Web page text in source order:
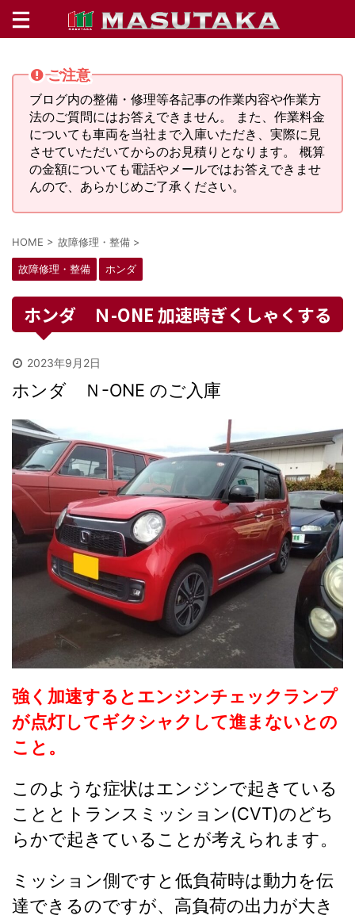
ご注意
ブログ内の整備・修理等各記事の作業内容や作業方
法のご質問にはお答えできません。 また、作業料金
についても車両を当社まで入庫いただき、実際に見
させていただいてからのお見積りとなります。 概算
の金額についても電話やメールではお答えできませ
んので、あらかじめご了承ください。
HOME > 故障修理・整備 >
故障修理・整備 ホンダ
ホンダ Ｎ-ONE 加速時ぎくしゃくする
2023年9月2日
ホンダ Ｎ-ONE のご入庫
強く加速するとエンジンチェックランプ
が点灯してギクシャクして進まないとの
こと。
このような症状はエンジンで起きている
こととトランスミッション(CVT)のどち
らかで起きていることが考えられます。
ミッション側ですと低負荷時は動力を伝
達できるのですが、高負荷の出力が大き